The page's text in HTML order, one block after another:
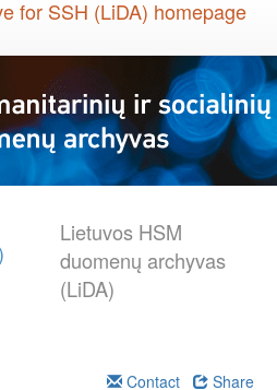
Lietuvos HSM
duomenų archyvas
(LiDA)
Contact Share